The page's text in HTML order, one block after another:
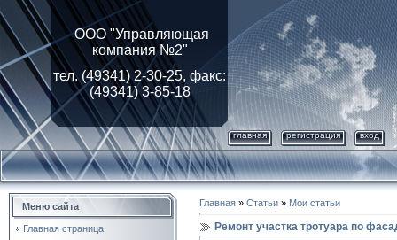
ООО "Управляющая
компания №2"
тел. (49341) 2-30-25, факс:
(49341) 3-85-18
главная регистрация вход
Меню сайта
Главная страница
Главная » Статьи » Мои статьи
Ремонт участка тротуара по